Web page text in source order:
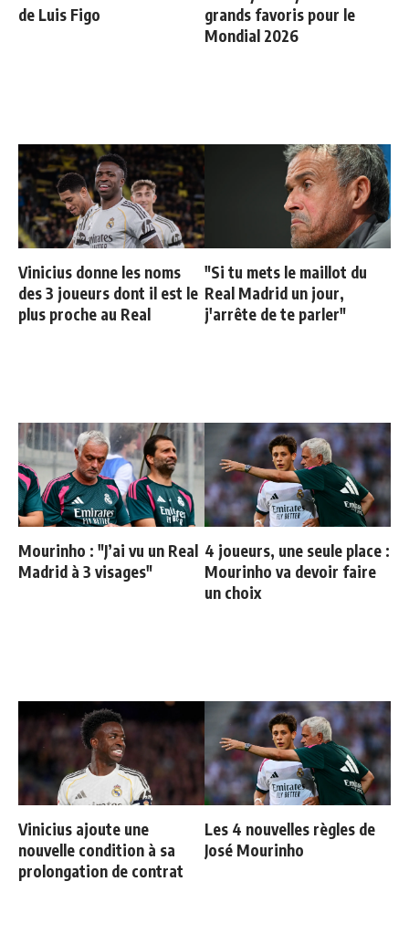
de Luis Figo
grands favoris pour le
Mondial 2026
Vinicius donne les noms
des 3 joueurs dont il est le
plus proche au Real
"Si tu mets le maillot du
Real Madrid un jour,
j'arrête de te parler"
Mourinho : "J’ai vu un Real
Madrid à 3 visages"
4 joueurs, une seule place :
Mourinho va devoir faire
un choix
Vinicius ajoute une
nouvelle condition à sa
prolongation de contrat
Les 4 nouvelles règles de
José Mourinho